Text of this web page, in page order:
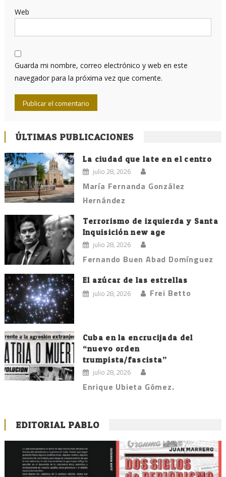
Web
Guarda mi nombre, correo electrónico y web en este
navegador para la próxima vez que comente.
ÚLTIMAS PUBLICACIONES
La ciudad que late en el centro
julio 28, 2026
María Fernanda González
Hernández
Terrorismo de izquierda y Santa
Inquisición new age
julio 28, 2026
Fernando Buen Abad Domínguez
El azúcar de las estrellas
julio 28, 2026 Frei Betto
Cuba en la encrucijada del
“nuevo orden
trumpista/fascista”
julio 28, 2026
Enrique Ubieta Gómez.
EDITORIAL PABLO